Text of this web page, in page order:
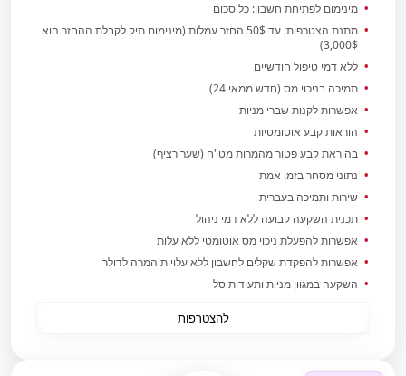
מינימום לפתיחת חשבון: כל סכום
מתנת הצטרפות: עד 50$ החזר עמלות (מינימום תיק לקבלת ההחזר הוא
3,000$)
ללא דמי טיפול חודשיים
תמיכה בניכוי מס (חדש ממאי 24)
אפשרות לקנות שברי מניות
הוראות קבע אוטומטיות
בהוראת קבע פטור מהמרות מט"ח (שער רציף)
נתוני מסחר בזמן אמת
שירות ותמיכה בעברית
תכנית השקעה קבועה ללא דמי ניהול
אפשרות להפעלת ניכוי מס אוטומטי ללא עלות
אפשרות להפקדת שקלים לחשבון ללא עלויות המרה לדולר
השקעה במגוון מניות ותעודות סל
להצטרפות